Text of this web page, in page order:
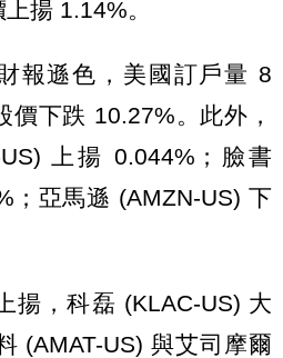
揚 1.14%。
報遜色，美國訂戶量 8
價下跌 10.27%。此外，
上揚 0.044%；臉書
；亞馬遜 (AMZN-US) 下
揚，科磊 (KLAC-US) 大
(AMAT-US) 與艾司摩爾